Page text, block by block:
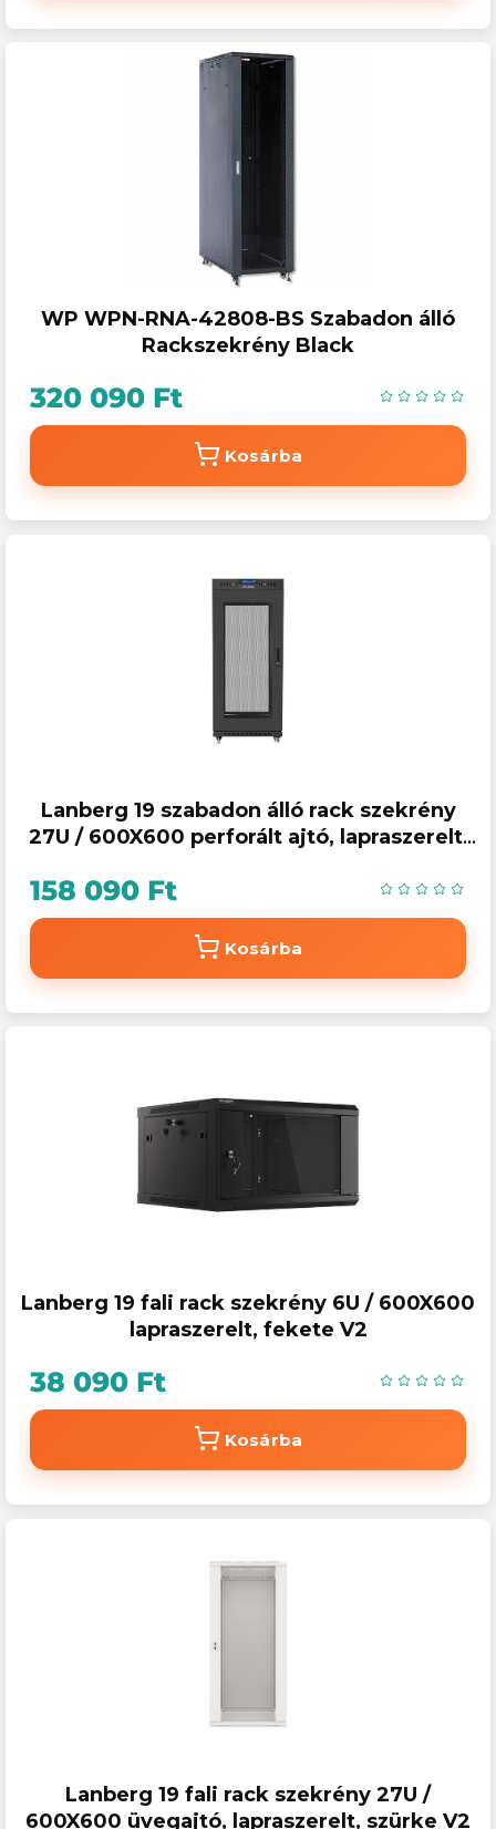
WP WPN-RNA-42808-BS Szabadon álló
Rackszekrény Black
320 090 Ft
Kosárba
Lanberg 19 szabadon álló rack szekrény
27U / 600X600 perforált ajtó, lapraszerelt,
158 090 Ft
Kosárba
Lanberg 19 fali rack szekrény 6U / 600X600
lapraszerelt, fekete V2
38 090 Ft
Kosárba
Lanberg 19 fali rack szekrény 27U /
600X600 üvegajtó, lapraszerelt, szürke V2